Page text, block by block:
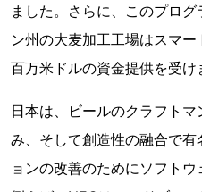
ました。さらに、このプロ
ン州の大麦加工工場はスマ
百万米ドルの資金提供を受け
日本は、ビールのクラフト
み、そして創造性の融合で
ョンの改善のためにソフトウ